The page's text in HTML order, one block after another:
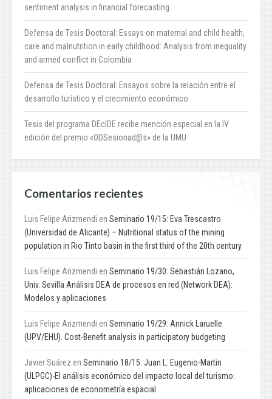
sentiment analysis in financial forecasting
Defensa de Tesis Doctoral: Essays on maternal and child health,
care and malnutrition in early childhood: Analysis from inequality
and armed conflict in Colombia
Defensa de Tesis Doctoral: Ensayos sobre la relación entre el
desarrollo turístico y el crecimiento económico
Tesis del programa DEcIDE recibe mención especial en la IV
edición del premio «ODSesionad@s» de la UMU
Comentarios recientes
Luis Felipe Arizmendi en Seminario 19/15: Eva Trescastro
(Universidad de Alicante) – Nutritional status of the mining
population in Rio Tinto basin in the first third of the 20th century
Luis Felipe Arizmendi en Seminario 19/30: Sebastián Lozano,
Univ. Sevilla Análisis DEA de procesos en red (Network DEA):
Modelos y aplicaciones
Luis Felipe Arizmendi en Seminario 19/29: Annick Laruelle
(UPV/EHU). Cost-Benefit analysis in participatory budgeting
Javier Suárez en Seminario 18/15: Juan L. Eugenio-Martin
(ULPGC)-El análisis económico del impacto local del turismo:
aplicaciones de econometría espacial